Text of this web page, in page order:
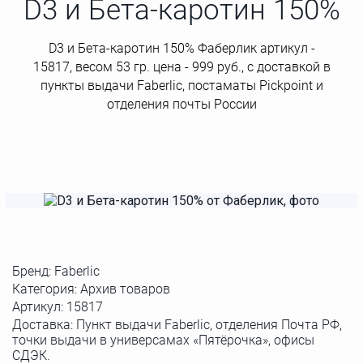
D3 и Бета-каротин 150%
D3 и Бета-каротин 150% Фаберлик артикул -
15817, весом 53 гр. цена - 999 руб., с доставкой в
пункты выдачи Faberlic, постаматы Рickpoint и
отделения почты России
Бренд: Faberlic
Категория: Архив товаров
Артикул: 15817
Доставка: Пункт выдачи Faberlic, отделения Почта РФ,
точки выдачи в универсамах «Пятёрочка», офисы
СДЭК.